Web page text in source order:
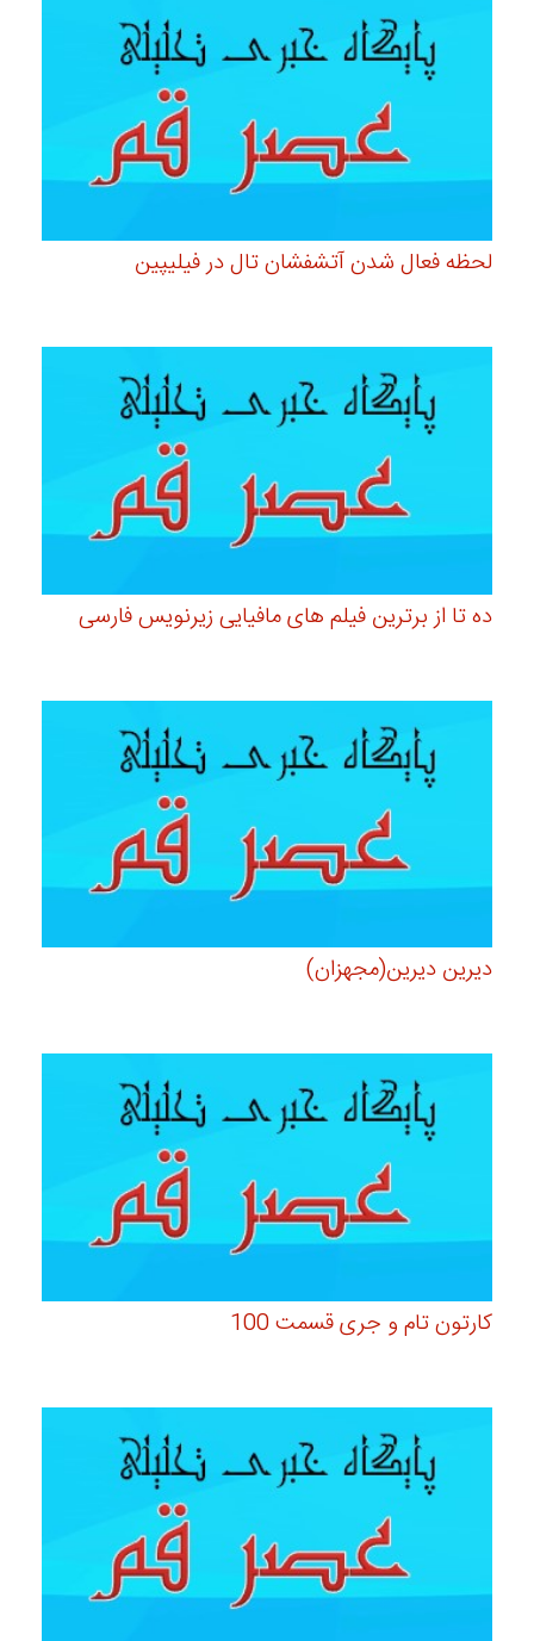
لحظه فعال شدن آتشفشان تال در فیلیپین
ده تا از برترین فیلم های مافیایی زیرنویس فارسی
دیرین دیرین(مجهزان)
کارتون تام و جری قسمت 100